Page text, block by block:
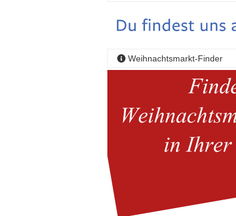
Weihnachtsmarkt-Finder